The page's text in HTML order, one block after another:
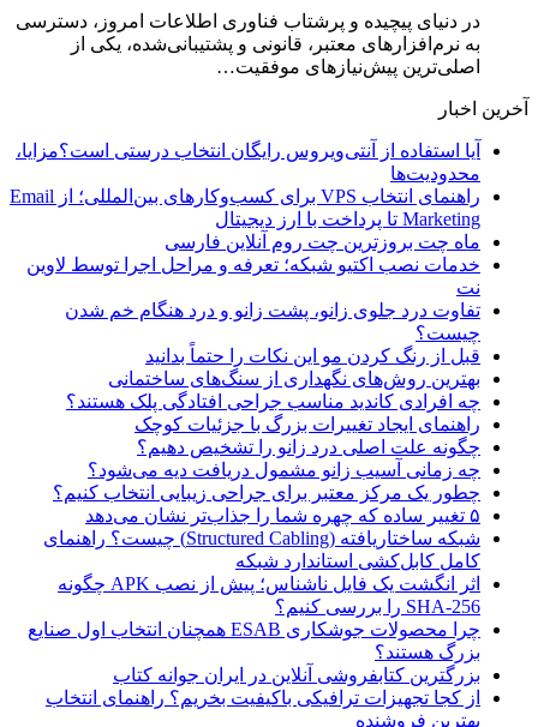
در دنیای پیچیده و پرشتاب فناوری اطلاعات امروز، دسترسی
به نرم‌افزارهای معتبر، قانونی و پشتیبانی‌شده، یکی از
اصلی‌ترین پیش‌نیازهای موفقیت…
آخرین اخبار
آیا استفاده از آنتی‌ویروس رایگان انتخاب درستی است؟مزایا،
محدودیت‌ها
راهنمای انتخاب VPS برای کسب‌وکارهای بین‌المللی؛ از Email
Marketing تا پرداخت با ارز دیجیتال
ماه چت بروزترین چت روم آنلاین فارسی
خدمات نصب اکتیو شبکه؛ تعرفه و مراحل اجرا توسط لاوین
نت
تفاوت درد جلوی زانو، پشت زانو و درد هنگام خم شدن
چیست؟
قبل از رنگ کردن مو این نکات را حتماً بدانید
بهترین روش‌های نگهداری از سنگ‌های ساختمانی
چه افرادی کاندید مناسب جراحی افتادگی پلک هستند؟
راهنمای ایجاد تغییرات بزرگ با جزئیات کوچک
چگونه علت اصلی درد زانو را تشخیص دهیم؟
چه زمانی آسیب زانو مشمول دریافت دیه می‌شود؟
چطور یک مرکز معتبر برای جراحی زیبایی انتخاب کنیم؟
۵ تغییر ساده که چهره شما را جذاب‌تر نشان می‌دهد
شبکه ساختاریافته (Structured Cabling) چیست؟ راهنمای
کامل کابل‌کشی استاندارد شبکه
اثر انگشت یک فایل ناشناس؛ پیش از نصب APK چگونه
SHA-256 را بررسی کنیم؟
چرا محصولات جوشکاری ESAB همچنان انتخاب اول صنایع
بزرگ هستند؟
بزرگترین کتابفروشی آنلاین در ایران جوانه کتاب
از کجا تجهیزات ترافیکی باکیفیت بخریم؟ راهنمای انتخاب
بهترین فروشنده